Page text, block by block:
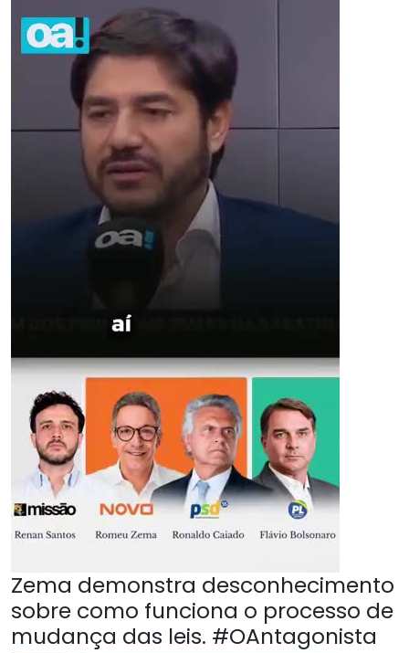
Zema demonstra desconhecimento
sobre como funciona o processo de
mudança das leis. #OAntagonista